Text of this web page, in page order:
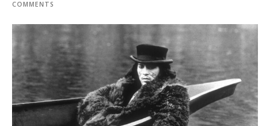
COMMENTS